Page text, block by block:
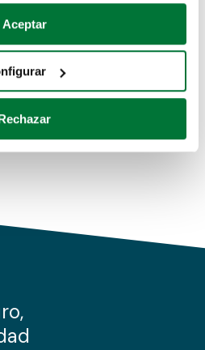
sobre su ubicación geográfica
analizándolo activamente
específicas (huellas
sobre cómo se procesan sus
haga del sitio web con
sociales, publicidad y análisis
Aceptar